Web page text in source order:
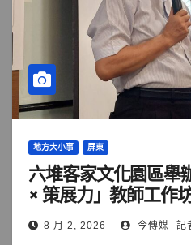
地方大小事 屏東
六堆客家文化園區舉
× 策展力」教師工作
8 月 2, 2026 今傳媒- 記